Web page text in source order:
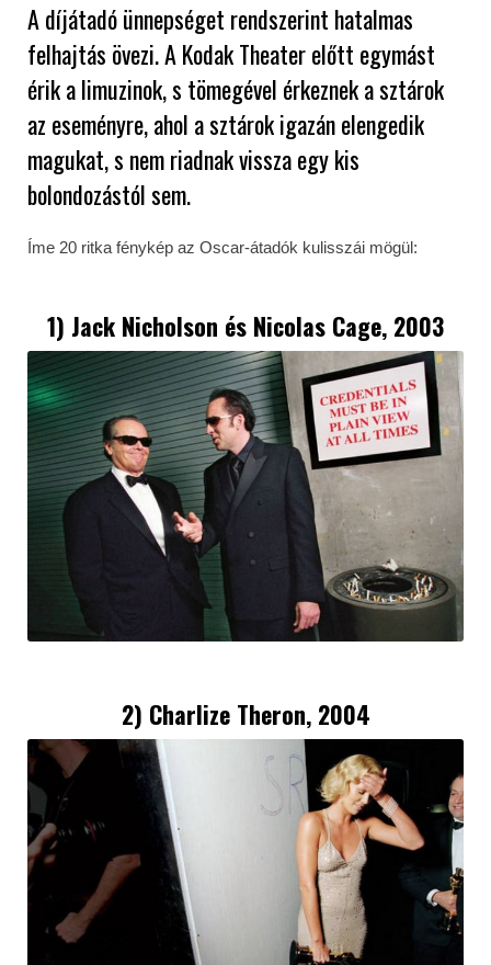
A díjátadó ünnepséget rendszerint hatalmas
felhajtás övezi. A Kodak Theater előtt egymást
érik a limuzinok, s tömegével érkeznek a sztárok
az eseményre, ahol a sztárok igazán elengedik
magukat, s nem riadnak vissza egy kis
bolondozástól sem.
Íme 20 ritka fénykép az Oscar-átadók kulisszái mögül:
1) Jack Nicholson és Nicolas Cage, 2003
2) Charlize Theron, 2004